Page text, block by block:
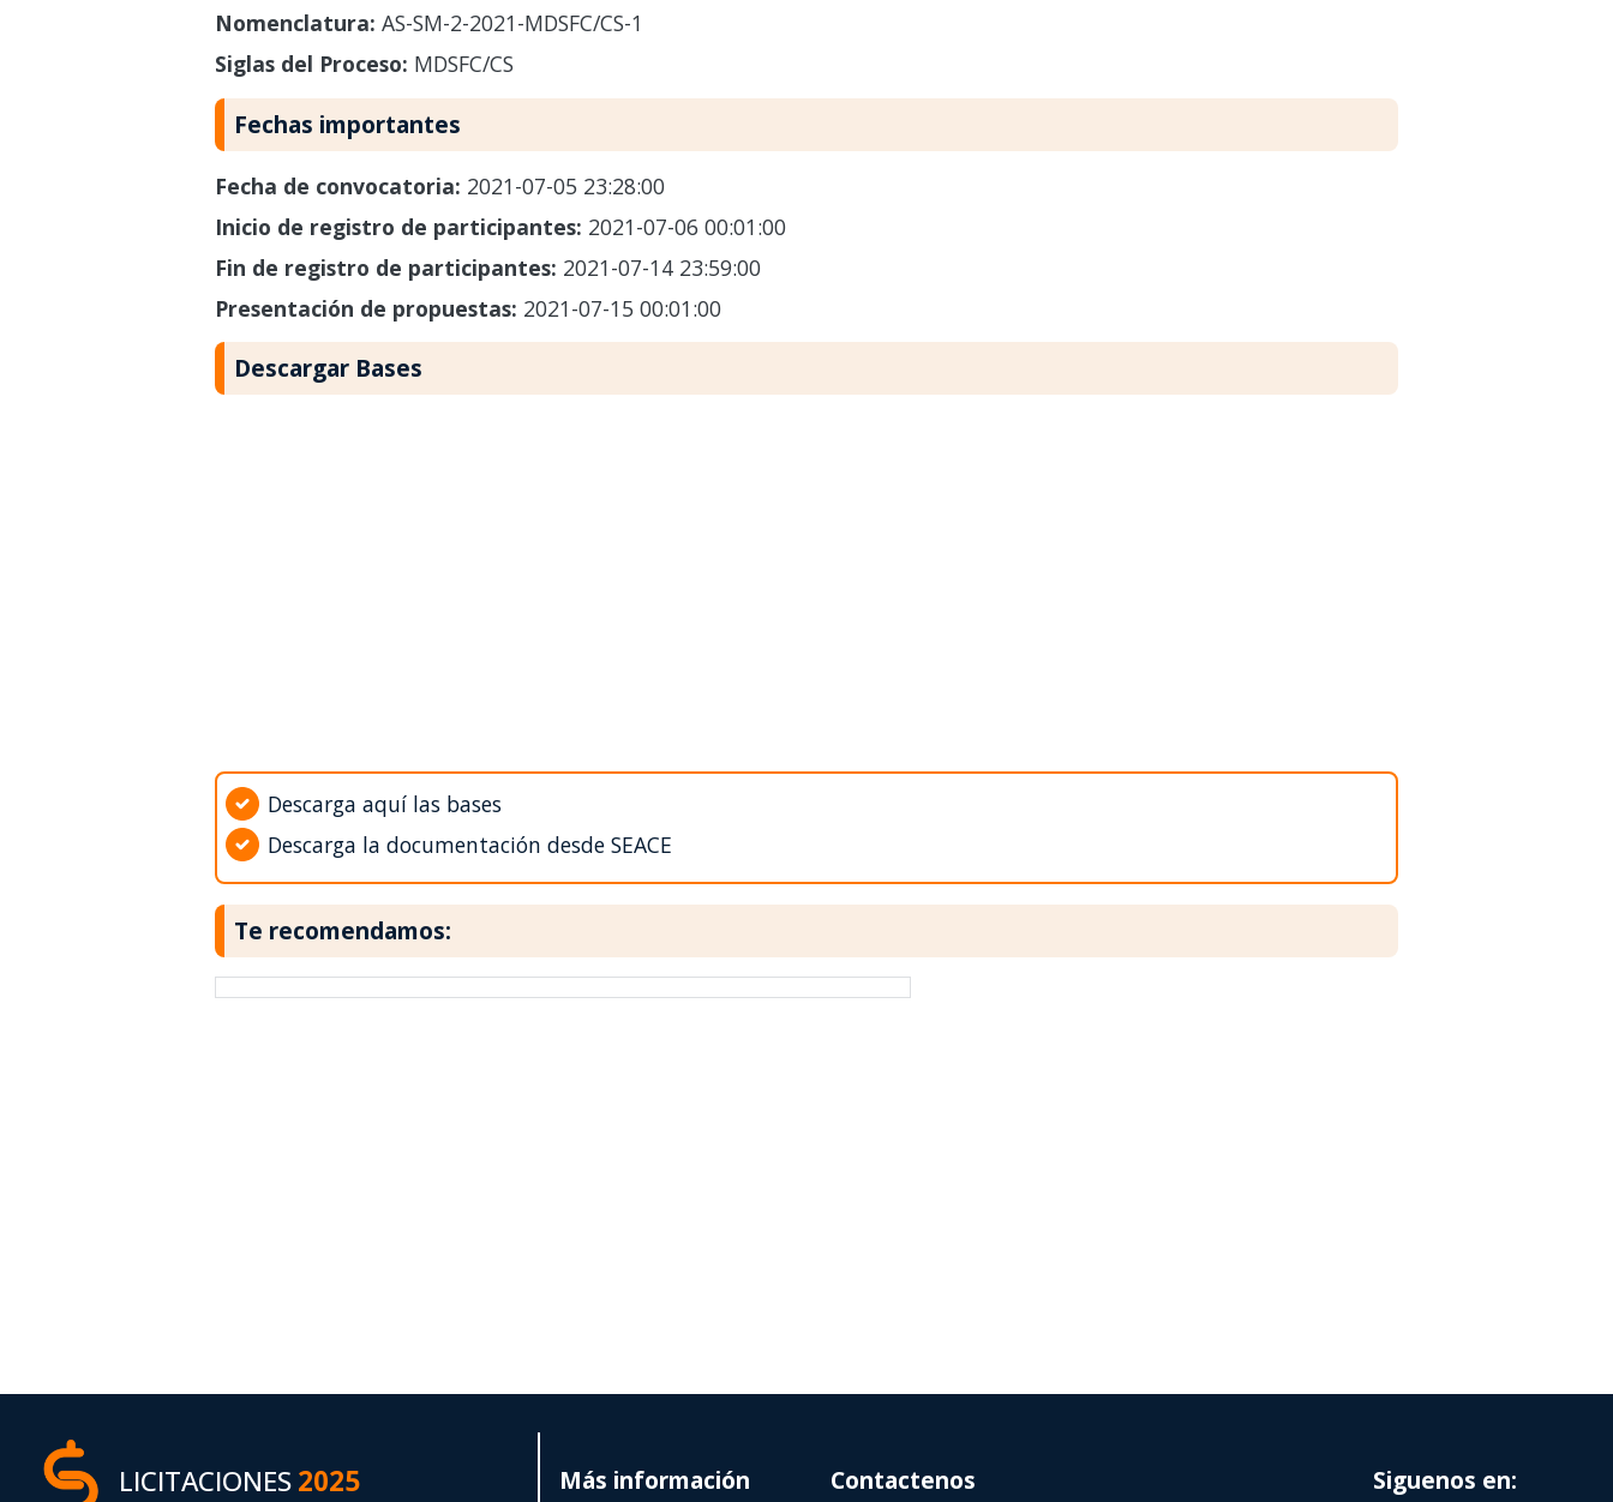
Nomenclatura: AS-SM-2-2021-MDSFC/CS-1
Siglas del Proceso: MDSFC/CS
Fechas importantes
Fecha de convocatoria: 2021-07-05 23:28:00
Inicio de registro de participantes: 2021-07-06 00:01:00
Fin de registro de participantes: 2021-07-14 23:59:00
Presentación de propuestas: 2021-07-15 00:01:00
Descargar Bases
Descarga aquí las bases
Descarga la documentación desde SEACE
Te recomendamos:
LICITACIONES2025 Más información Contactenos Siguenos en: